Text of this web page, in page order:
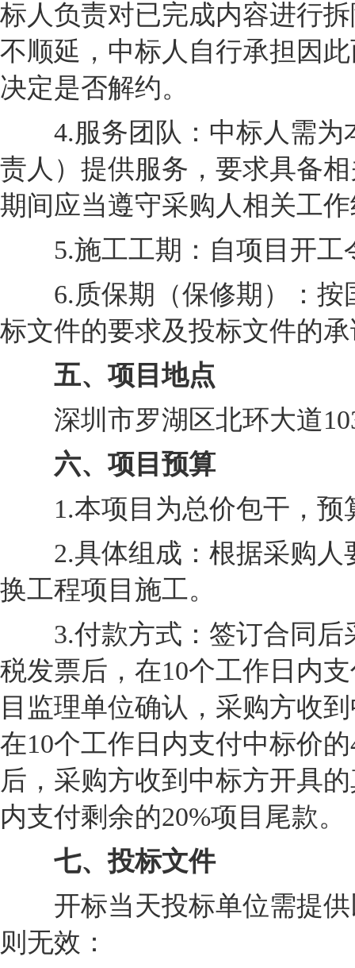
标人负责对已完成内容进行
不顺延，中标人自行承担因
决定是否解约。
4.服务团队：中标人需为
责人）提供服务，要求具备
期间应当遵守采购人相关工
5.施工工期：自项目开工
6.质保期（保修期）：按
标文件的要求及投标文件的
五、项目地点
深圳市罗湖区北环大道
六、项目预算
1.本项目为总价包干，预
2.具体组成：根据采购人
换工程项目施工。
3.付款方式：签订合同后
税发票后，在10个工作日内
目监理单位确认，采购方收
在10个工作日内支付中标价
后，采购方收到中标方开具
内支付剩余的20%项目尾款。
七、投标文件
开标当天投标单位需提供
则无效：